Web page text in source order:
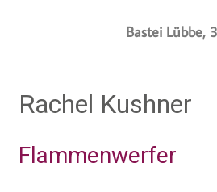
Bastei Lübbe,
Rachel Kushner
Flammenwerfer